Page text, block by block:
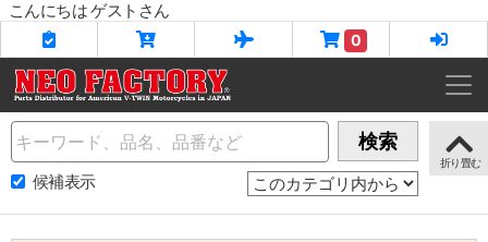
こんにちは ゲストさん
0
Name 検索
候補表示